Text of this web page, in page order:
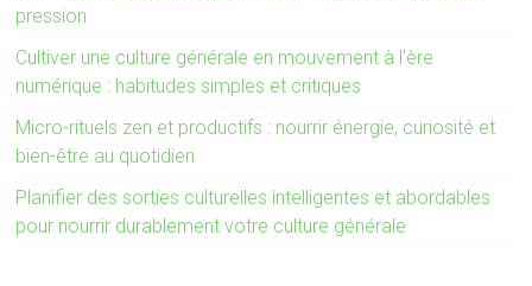
pression
Cultiver une culture générale en mouvement à l’ère
numérique : habitudes simples et critiques
Micro-rituels zen et productifs : nourrir énergie, curiosité et
bien-être au quotidien
Planifier des sorties culturelles intelligentes et abordables
pour nourrir durablement votre culture générale